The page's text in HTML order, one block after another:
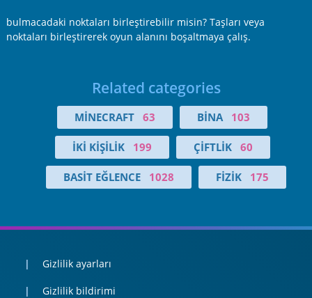
bulmacadaki noktaları birleştirebilir misin? Taşları veya
noktaları birleştirerek oyun alanını boşaltmaya çalış.
Related categories
MINECRAFT 63 BINA 103
İKI KIŞILIK 199 ÇIFTLIK 60
BASIT EĞLENCE 1028 FIZIK 175
Gizlilik ayarları
Gizlilik bildirimi